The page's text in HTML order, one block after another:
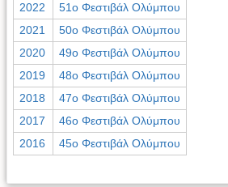
2022
51ο Φεστιβάλ Ολύμπου
2021
50ο Φεστιβάλ Ολύμπου
2020
49ο Φεστιβάλ Ολύμπου
2019
48ο Φεστιβάλ Ολύμπου
2018
47ο Φεστιβάλ Ολύμπου
2017
46ο Φεστιβάλ Ολύμπου
2016
45ο Φεστιβάλ Ολύμπου